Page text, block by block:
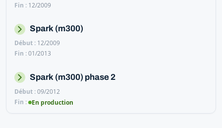
12/2009
Spark (m300)
12/2009
01/2013
Spark (m300) phase 2
09/2012
En production